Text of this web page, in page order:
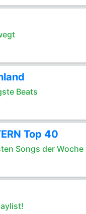
Beats
Top 40
Songs der Woche